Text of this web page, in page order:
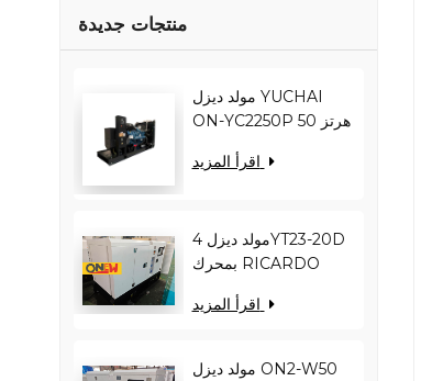
منتجات جديدة
مولد ديزل YUCHAI
ON-YC2250P 50 هرتز
كيلو فولت أمبير
مولد ديزل 4YT23-20D
بمحرك RICARDO
كيلو فولت أمبير ON2-
مولد ديزل ON2-W50